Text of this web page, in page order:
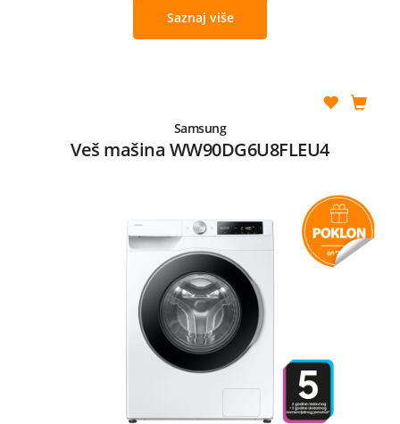
Saznaj više
Samsung
Veš mašina WW90DG6U8FLEU4